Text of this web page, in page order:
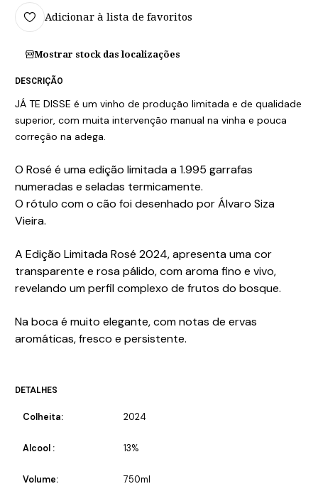
Adicionar à lista de favoritos
Mostrar stock das localizações
DESCRIÇÃO
JÁ TE DISSE é um vinho de produção limitada e de qualidade
superior, com muita intervenção manual na vinha e pouca
correção na adega.
O Rosé é uma edição limitada a 1.995 garrafas
numeradas e seladas termicamente.
O rótulo com o cão foi desenhado por Álvaro Siza
Vieira.
A Edição Limitada Rosé 2024, apresenta uma cor
transparente e rosa pálido, com aroma fino e vivo,
revelando um perfil complexo de frutos do bosque.
Na boca é muito elegante, com notas de ervas
aromáticas, fresco e persistente.
DETALHES
Colheita: 2024
Alcool : 13%
Volume: 750ml